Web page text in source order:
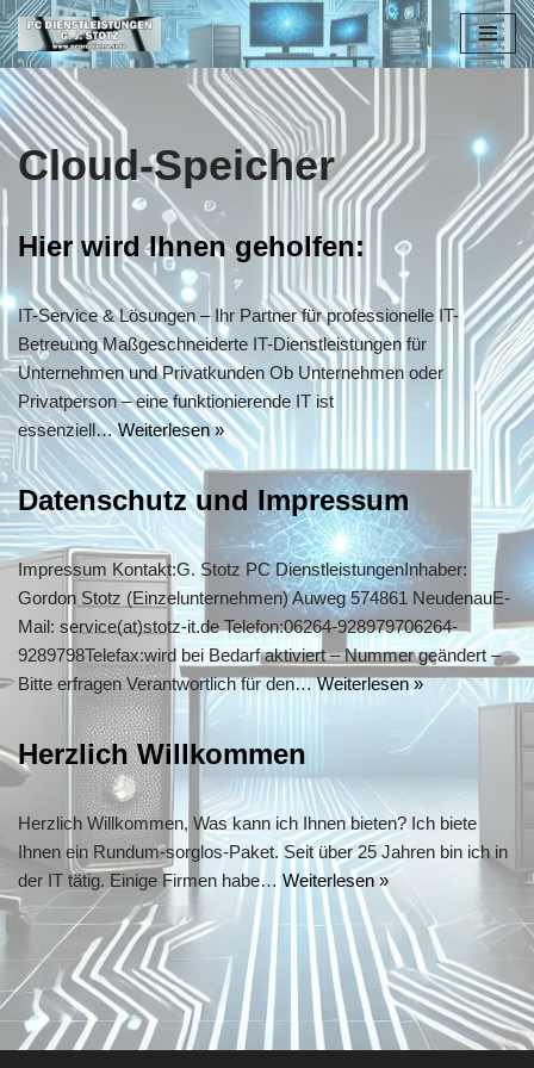
Zum
Inhalt
springen
Cloud-Speicher
Hier wird Ihnen geholfen:
IT-Service & Lösungen – Ihr Partner für professionelle IT-
Betreuung Maßgeschneiderte IT-Dienstleistungen für
Unternehmen und Privatkunden Ob Unternehmen oder
Privatperson – eine funktionierende IT ist
essenziell…Weiterlesen »
Datenschutz und Impressum
Impressum Kontakt:G. Stotz PC DienstleistungenInhaber:
Gordon Stotz (Einzelunternehmen) Auweg 574861 NeudenauE-
Mail: service(at)stotz-it.de Telefon:06264-928979706264-
9289798Telefax:wird bei Bedarf aktiviert – Nummer geändert –
Bitte erfragen Verantwortlich für den…Weiterlesen »
Herzlich Willkommen
Herzlich Willkommen, Was kann ich Ihnen bieten? Ich biete
Ihnen ein Rundum-sorglos-Paket. Seit über 25 Jahren bin ich in
der IT tätig. Einige Firmen habe… Weiterlesen »